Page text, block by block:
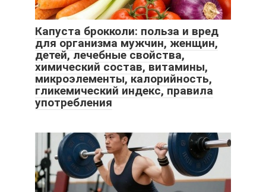
Капуста брокколи: польза и вред
для организма мужчин, женщин,
детей, лечебные свойства,
химический состав, витамины,
микроэлементы, калорийность,
гликемический индекс, правила
употребления